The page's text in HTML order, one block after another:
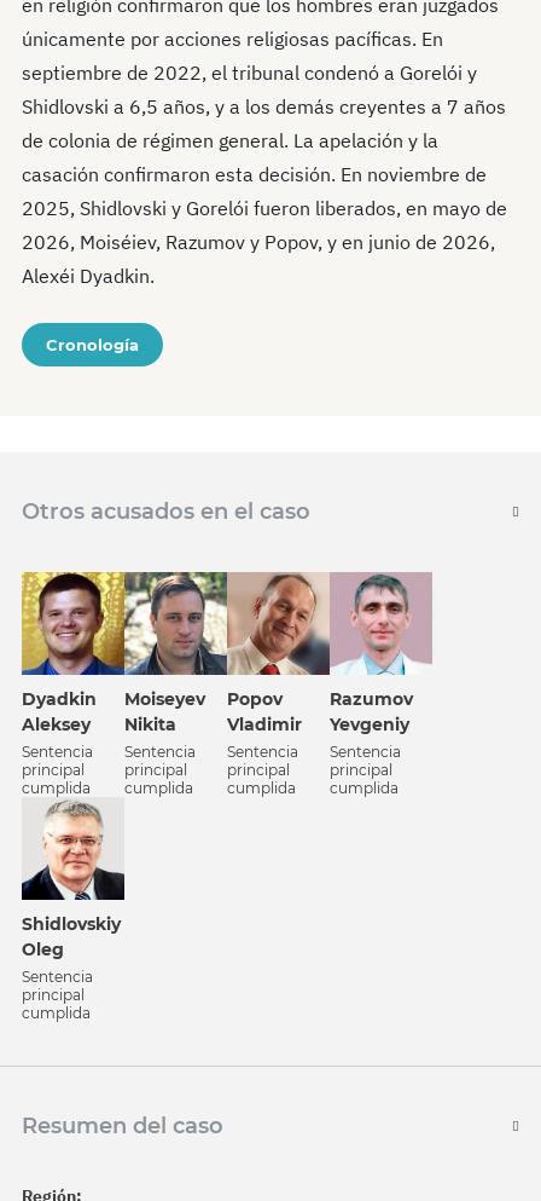
en religión confirmaron que los hombres eran juzgados
únicamente por acciones religiosas pacíficas. En
septiembre de 2022, el tribunal condenó a Gorelói y
Shidlovski a 6,5 años, y a los demás creyentes a 7 años
de colonia de régimen general. La apelación y la
casación confirmaron esta decisión. En noviembre de
2025, Shidlovski y Gorelói fueron liberados, en mayo de
2026, Moiséiev, Razumov y Popov, y en junio de 2026,
Alexéi Dyadkin.
Cronología
Otros acusados en el caso
Dyadkin
Aleksey
Sentencia
principal
cumplida
Moiseyev
Nikita
Sentencia
principal
cumplida
Popov
Vladimir
Sentencia
principal
cumplida
Razumov
Yevgeniy
Sentencia
principal
cumplida
Shidlovskiy
Oleg
Sentencia
principal
cumplida
Resumen del caso
Región: